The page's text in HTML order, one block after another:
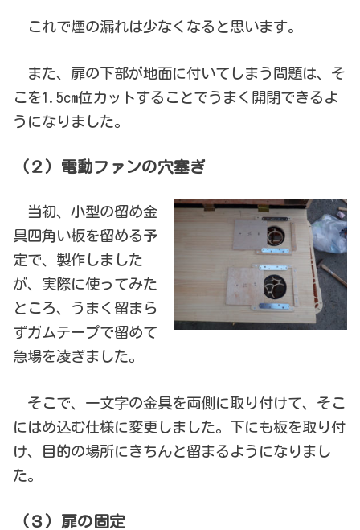
これで煙の漏れは少なくなると思います。
また、扉の下部が地面に付いてしまう問題は、そ
こを1.5cm位カットすることでうまく開閉できるよ
うになりました。
（２）電動ファンの穴塞ぎ
当初、小型の留め金
具四角い板を留める予
定で、製作しました
が、実際に使ってみた
ところ、うまく留まら
ずガムテープで留めて
急場を凌ぎました。
そこで、一文字の金具を両側に取り付けて、そこ
にはめ込む仕様に変更しました。下にも板を取り付
け、目的の場所にきちんと留まるようになりまし
た。
（３）扉の固定